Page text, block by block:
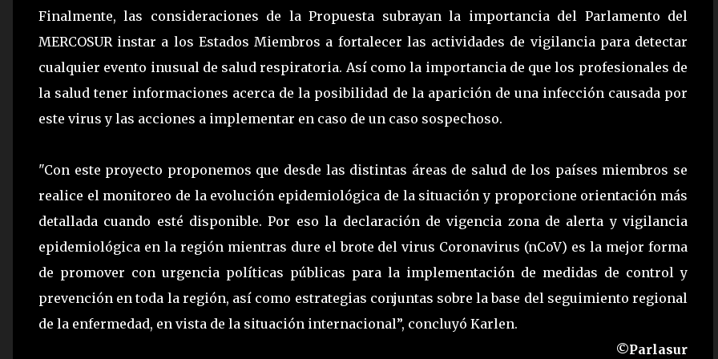
Finalmente, las consideraciones de la Propuesta subrayan la importancia del Parlamento del
MERCOSUR instar a los Estados Miembros a fortalecer las actividades de vigilancia para detectar
cualquier evento inusual de salud respiratoria. Así como la importancia de que los profesionales de
la salud tener informaciones acerca de la posibilidad de la aparición de una infección causada por
este virus y las acciones a implementar en caso de un caso sospechoso.
"Con este proyecto proponemos que desde las distintas áreas de salud de los países miembros se
realice el monitoreo de la evolución epidemiológica de la situación y proporcione orientación más
detallada cuando esté disponible. Por eso la declaración de vigencia zona de alerta y vigilancia
epidemiológica en la región mientras dure el brote del virus Coronavirus (nCoV) es la mejor forma
de promover con urgencia políticas públicas para la implementación de medidas de control y
prevención en toda la región, así como estrategias conjuntas sobre la base del seguimiento regional
de la enfermedad, en vista de la situación internacional”, concluyó Karlen.
©Parlasur